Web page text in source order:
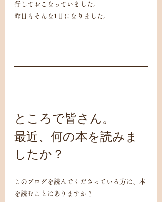
行しておこなっていました。
昨日もそんな1日になりました。
ところで皆さん。
最近、何の本を読みま
したか？
このブログを読んでくださっている方は、本
を読むことはありますか？